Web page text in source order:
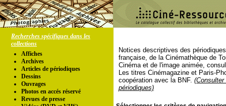
Recherches spécifiques dans les
collections
Affiches
Archives
Articles de périodiques
Dessins
Ouvrages
Photos en accés réservé
Revues de presse
Notices descriptives des
française, de la Cinémathèque de
Cinéma et de l'image animée,
Les titres Cinémagazine et Paris-
coopération avec la BNF.
périodiques)